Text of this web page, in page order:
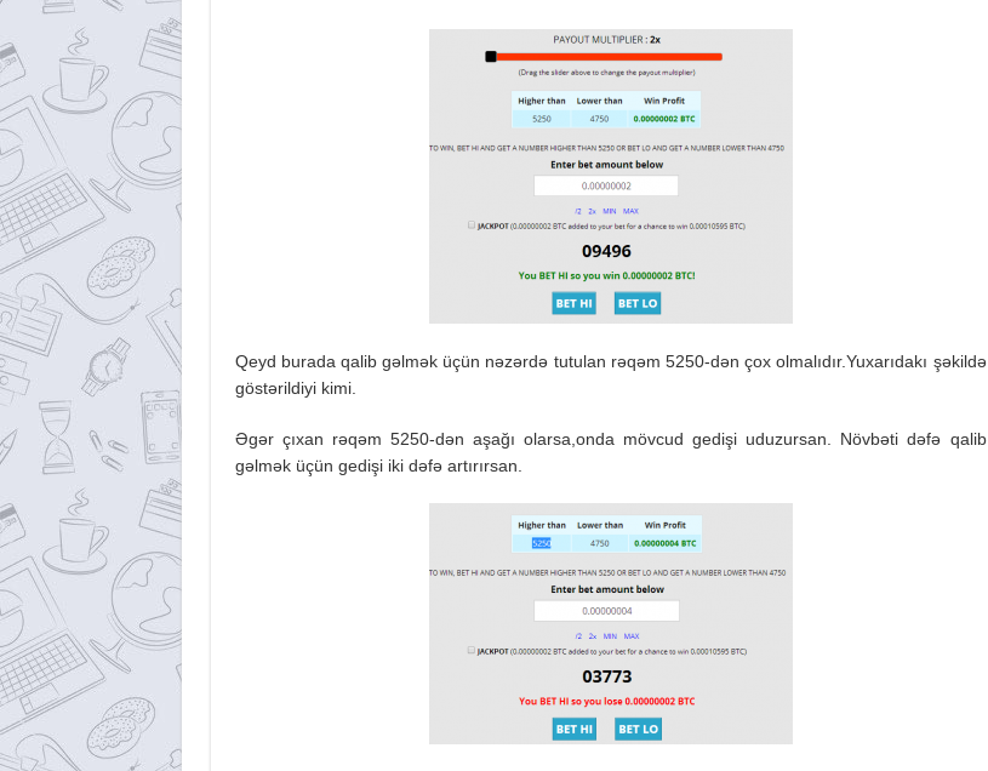
Qeyd burada qalib gəlmək üçün nəzərdə tutulan rəqəm 5250-dən çox olmalıdır.Yuxarıdakı şəkildə
göstərildiyi kimi.
Əgər çıxan rəqəm 5250-dən aşağı olarsa,onda mövcud gedişi uduzursan. Növbəti dəfə qalib
gəlmək üçün gedişi iki dəfə artırırsan.